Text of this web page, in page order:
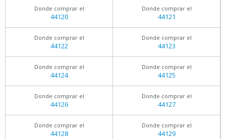
Donde comprar el
44120
Donde comprar el
44121
Donde comprar el
44122
Donde comprar el
44123
Donde comprar el
44124
Donde comprar el
44125
Donde comprar el
44126
Donde comprar el
44127
Donde comprar el
44128
Donde comprar el
44129